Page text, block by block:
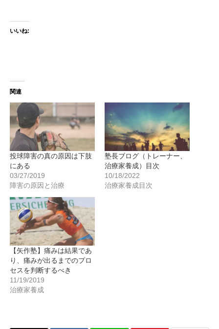
いいね:
関連
投球障害の真の原因は下肢
にある
03/27/2019
障害の原因と治療
塾長ブログ（トレーナー、
治療家養成）目次
10/18/2022
治療家養成目次
【矢作塾】痛みは結果であ
り、痛みが出るまでのプロ
セスを判断するべき
11/19/2019
治療家養成